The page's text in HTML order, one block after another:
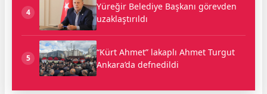
4
Yüreğir Belediye Başkanı görevden
uzaklaştırıldı
5
“Kürt Ahmet” lakaplı Ahmet Turgut
Ankara’da defnedildi